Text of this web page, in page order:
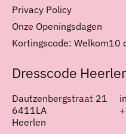
Privacy Policy
Onze Openingsdagen
Kortingscode: Welkom10
Dresscode
Dautzenbergstraat 21
6411LA
Heerlen